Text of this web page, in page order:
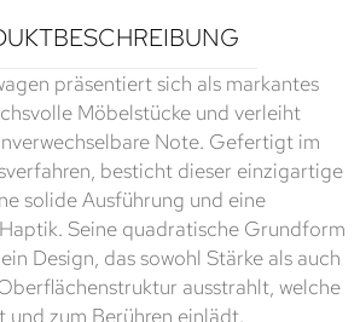
präsentiert sich als markantes
Möbelstücke und verleiht
Note. Gefertigt im
besticht dieser einzigartige
solide Ausführung und eine
Seine quadratische Grundform
Design, das sowohl Stärke als auch
ausstrahlt, welche
zum Berühren einlädt.